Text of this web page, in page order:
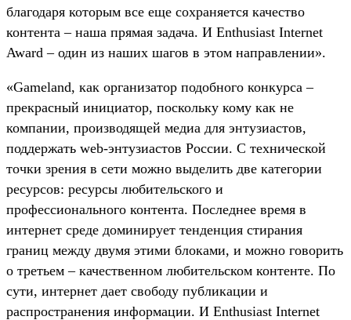
благодаря которым все еще сохраняется качество
контента – наша прямая задача. И Enthusiast Internet
Award – один из наших шагов в этом направлении».
«Gameland, как организатор подобного конкурса –
прекрасный инициатор, поскольку кому как не
компании, производящей медиа для энтузиастов,
поддержать web-энтузиастов России. С технической
точки зрения в сети можно выделить две категории
ресурсов: ресурсы любительского и
профессионального контента. Последнее время в
интернет среде доминирует тенденция стирания
границ между двумя этими блоками, и можно говорить
о третьем – качественном любительском контенте. По
сути, интернет дает свободу публикации и
распространения информации. И Enthusiast Internet